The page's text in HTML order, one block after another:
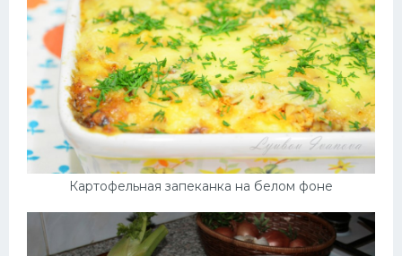
Картофельная запеканка на белом фоне